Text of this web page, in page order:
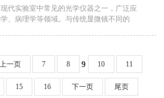
代实验室中常见的光学仪器之一，广泛应
、病理学等领域。与传统显微镜不同的
上一页 7 8 9 10 11
15 16 下一页 尾页